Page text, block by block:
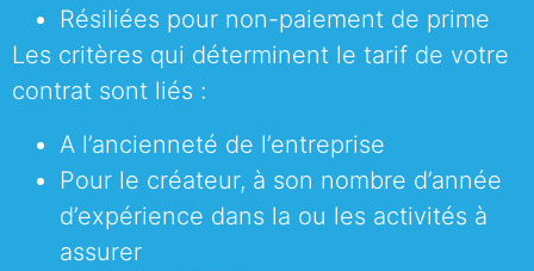
Résiliées pour non-paiement de prime
Les critères qui déterminent le tarif de votre
contrat sont liés :
A l’ancienneté de l’entreprise
Pour le créateur, à son nombre d’année
d’expérience dans la ou les activités à
assurer